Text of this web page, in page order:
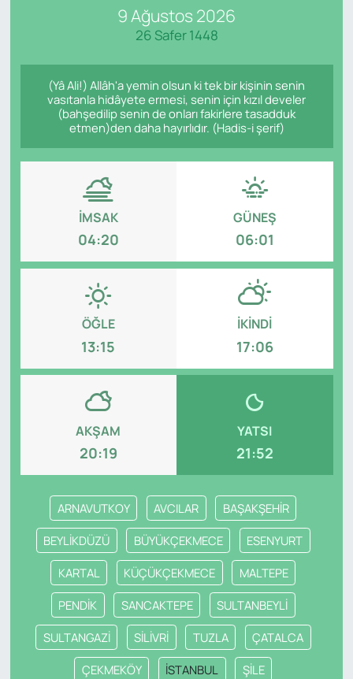
9 Ağustos 2026
26 Safer 1448
(Yâ Ali!) Allâh'a yemin olsun ki tek bir kişinin senin
vasıtanla hidâyete ermesi, senin için kızıl develer
(bahşedilip senin de onları fakirlere tasadduk
etmen)den daha hayırlıdır. (Hadis-i şerif)
İMSAK
04:20
GÜNEŞ
06:01
ÖĞLE
13:15
İKINDI
17:06
AKŞAM
20:19
YATSI
21:52
ARNAVUTKOY AVCILAR BAŞAKŞEHİR
BEYLİKDÜZÜ BÜYÜKÇEKMECE ESENYURT
KARTAL KÜÇÜKÇEKMECE MALTEPE
PENDİK SANCAKTEPE SULTANBEYLİ
SULTANGAZİ SİLİVRİ TUZLA ÇATALCA
ÇEKMEKÖY İSTANBUL ŞİLE